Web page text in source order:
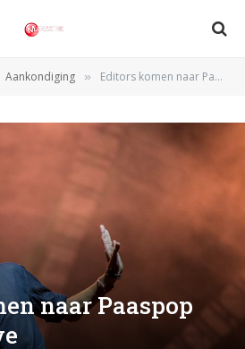
Aankondiging » Editors komen naar Paaspop en AFAS Live
naar Paaspop